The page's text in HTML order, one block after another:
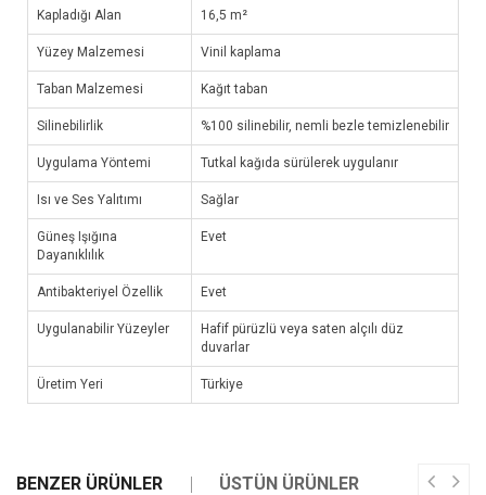
Kapladığı Alan 16,5 m²
Yüzey Malzemesi Vinil kaplama
Taban Malzemesi Kağıt taban
Silinebilirlik %100 silinebilir, nemli bezle temizlenebilir
Uygulama Yöntemi Tutkal kağıda sürülerek uygulanır
Isı ve Ses Yalıtımı Sağlar
Güneş Işığına
Dayanıklılık
Evet
Antibakteriyel Özellik Evet
Uygulanabilir Yüzeyler
Hafif pürüzlü veya saten alçılı düz
duvarlar
Üretim Yeri Türkiye
BENZER ÜRÜNLER ÜSTÜN ÜRÜNLER